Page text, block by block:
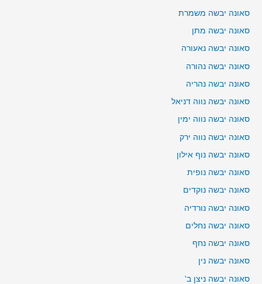
סאונה יבשה משמרת
סאונה יבשה מתן
סאונה יבשה נאעורה
סאונה יבשה נהורה
סאונה יבשה נהריה
סאונה יבשה נווה דניאל
סאונה יבשה נווה ימין
סאונה יבשה נווה ירק
סאונה יבשה נוף אילון
סאונה יבשה נופית
סאונה יבשה נוקדים
סאונה יבשה נורדיה
סאונה יבשה נחלים
סאונה יבשה נחף
סאונה יבשה נין
סאונה יבשה ניצן ב'